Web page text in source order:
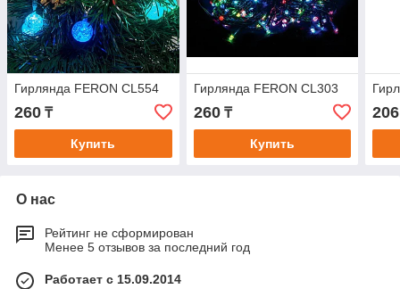
Гирлянда FERON CL554
260 ₸
Купить
Гирлянда FERON CL303
260₸
Купить
206
О нас
Рейтинг не сформирован
Менее 5 отзывов за последний год
Работает с 15.09.2014